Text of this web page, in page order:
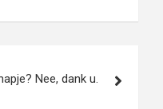
Nee, dank u.